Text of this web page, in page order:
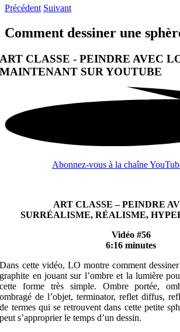
Précédent Suivant
Comment dessiner une
ART CLASSE - PEINDRE AVEC
MAINTENANT SUR YOUTUBE
Abonnez-vous à la chaîne
ART CLASSE – PEINDRE
SURRÉALISME, RÉALISME,
Vidéo #56
6:16 minutes
Dans cette vidéo, LO montre comment
graphite en jouant sur l’ombre et la lumière
cette forme très simple. Ombre portée,
ombragé de l’objet, terminator, reflet diffus,
de termes qui se retrouvent dans cette petite
peut s’approprier le temps d’un dessin.